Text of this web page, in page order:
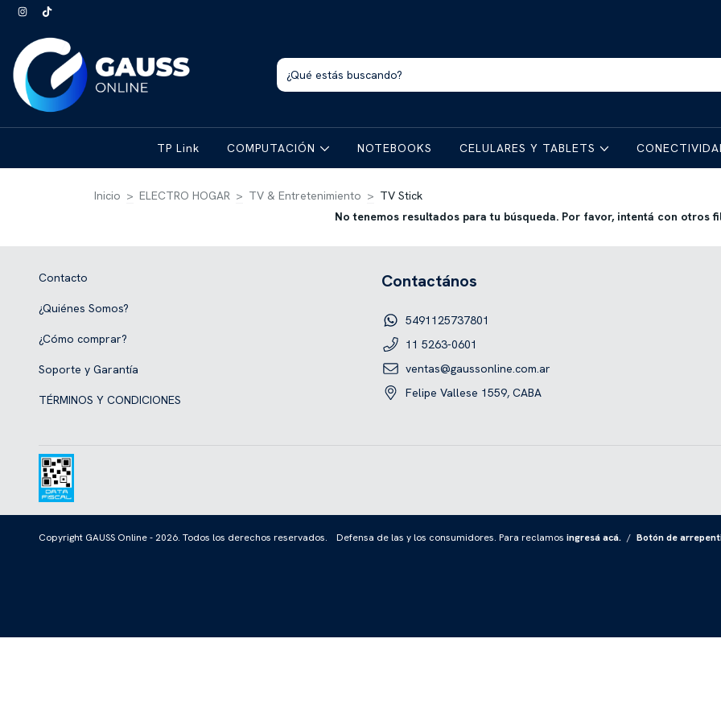
TP Link COMPUTACIÓN NOTEBOOKS CELULARES Y TABLETS
Inicio > ELECTRO HOGAR > TV & Entretenimiento > TV Stick
No tenemos resultados para tu búsqueda. Por favor, intentá con otros
Contacto
¿Quiénes Somos?
¿Cómo comprar?
Soporte y Garantía
TÉRMINOS Y CONDICIONES
Contactános
5491125737801
11 5263-0601
ventas@gaussonline.com.ar
Felipe Vallese 1559, CABA
Copyright GAUSS Online - 2026. Todos los derechos reservados. Defensa de las y los consumidores. Para reclamos ingresá acá. / Botón de